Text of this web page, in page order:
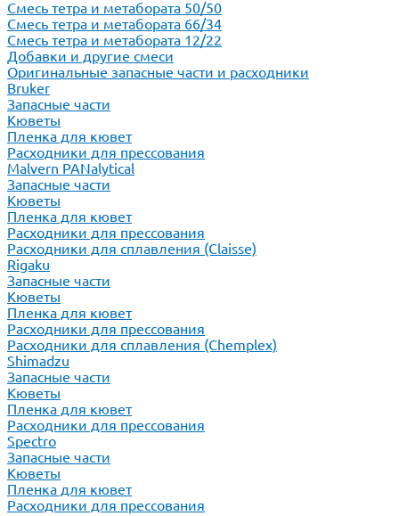
Смесь тетра и метабората 50/50
Смесь тетра и метабората 66/34
Смесь тетра и метабората 12/22
Добавки и другие смеси
Оригинальные запасные части и расходники
Bruker
Запасные части
Кюветы
Пленка для кювет
Расходники для прессования
Malvern PANalytical
Запасные части
Кюветы
Пленка для кювет
Расходники для прессования
Расходники для сплавления (Claisse)
Rigaku
Запасные части
Кюветы
Пленка для кювет
Расходники для прессования
Расходники для сплавления (Chemplex)
Shimadzu
Запасные части
Кюветы
Пленка для кювет
Расходники для прессования
Spectro
Запасные части
Кюветы
Пленка для кювет
Расходники для прессования